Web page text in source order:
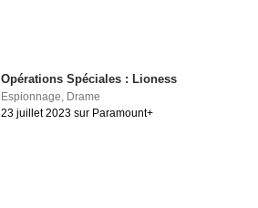
Opérations Spéciales : Lioness
Espionnage, Drame
23 juillet 2023 sur Paramount+